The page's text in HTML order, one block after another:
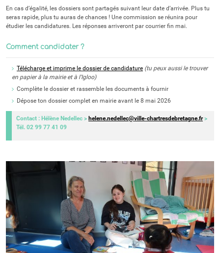
En cas d’égalité, les dossiers sont partagés suivant leur date d’arrivée. Plus tu
seras rapide, plus tu auras de chances ! Une commission se réunira pour
étudier les candidatures. Les réponses arriveront par courrier fin mai.
Comment candidater ?
Télécharge et imprime le dossier de candidature (tu peux aussi le trouver
en papier à la mairie et à l’Igloo)
Complète le dossier et rassemble les documents à fournir
Dépose ton dossier complet en mairie avant le 8 mai 2026
Contact : Hélène Nedellec > helene.nedellec@ville-chartresdebretagne.fr>
Tél. 02 99 77 41 09